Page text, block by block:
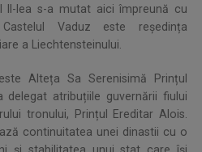
II-lea s-a mutat aici împreună cu
Vaduz este reședința
a Liechtensteinului.
Alteța Sa Serenisimă Prințul
delegat atribuțiile guvernării fiului
tronului, Prințul Ereditar Alois.
continuitatea unei dinastii cu o